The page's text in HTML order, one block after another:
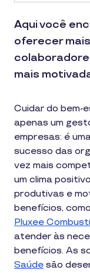
Aqui você
oferecer
mais
Cuidar do bem-
apenas um
empresas: é
sucesso das
vez mais
um clima
produtivas e
benefícios, como
Pluxee
atender às
benefícios. As
Saúde são